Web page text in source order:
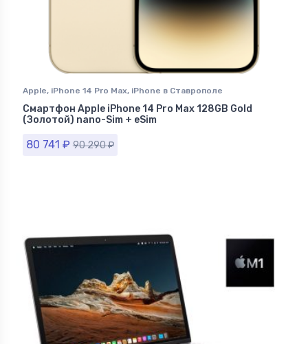
Apple, iPhone 14 Pro Max, iPhone в Ставрополе
Смартфон Apple iPhone 14 Pro Max 128GB Gold
(Золотой) nano-Sim + eSim
80 741 ₽ 90 290₽